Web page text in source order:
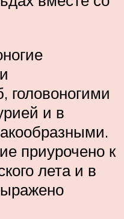
головоногими
и в
приурочено к
лета и в